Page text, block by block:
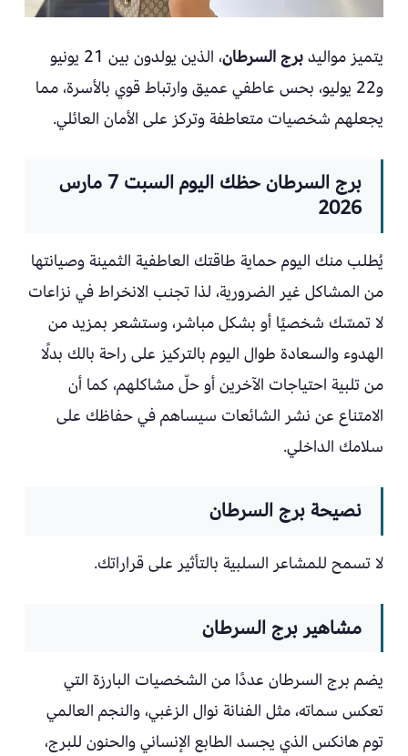
يتميز مواليدبرج السرطان
، الذين يولدون بين 21 يونيو
و22 يوليو، بحس عاطفي عميق وارتباط قوي بالأسرة، مما
يجعلهم شخصيات متعاطفة وتركز على الأمان العائلي.
برج السرطان حظك اليوم السبت 7 مارس
2026
يُطلب منك اليوم حماية طاقتك العاطفية الثمينة وصيانتها
من المشاكل غير الضرورية، لذا تجنب الانخراط في نزاعات
لا تمسّك شخصيًا أو بشكل مباشر، وستشعر بمزيد من
الهدوء والسعادة طوال اليوم بالتركيز على راحة بالك بدلًا
من تلبية احتياجات الآخرين أو حلّ مشاكلهم، كما أن
الامتناع عن نشر الشائعات سيساهم في حفاظك على
سلامك الداخلي.
نصيحة برج السرطان
لا تسمح للمشاعر السلبية بالتأثير على قراراتك.
مشاهير برج السرطان
يضم برج السرطان عددًا من الشخصيات البارزة التي
تعكس سماته، مثل الفنانة نوال الزغبي، والنجم العالمي
توم هانكس الذي يجسد الطابع الإنساني والحنون للبرج،